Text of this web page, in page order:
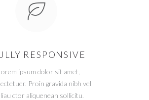
RESPONSIVE
ipsum dolor sit amet,
Proin gravida nibh vel
ctor aliquenean sollicitu.